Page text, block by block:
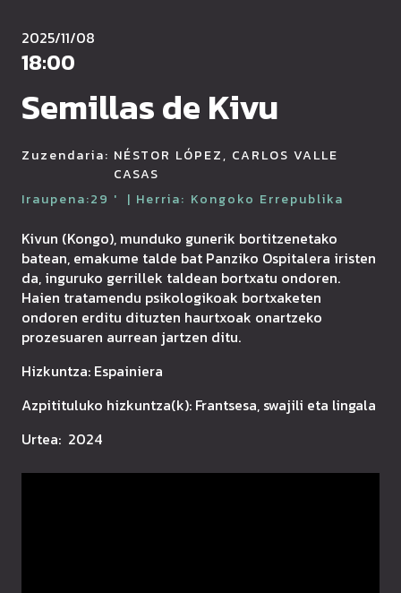
2025/11/08
18:00
Semillas de Kivu
Zuzendaria: NÉSTOR LÓPEZ, CARLOS VALLE
CASAS
Iraupena:29 ' | Herria: Kongoko Errepublika
Kivun (Kongo), munduko gunerik bortitzenetako
batean, emakume talde bat Panziko Ospitalera iristen
da, inguruko gerrillek taldean bortxatu ondoren.
Haien tratamendu psikologikoak bortxaketen
ondoren erditu dituzten haurtxoak onartzeko
prozesuaren aurrean jartzen ditu.
Hizkuntza: Espainiera
Azpitituluko hizkuntza(k): Frantsesa, swajili eta lingala
Urtea: 2024